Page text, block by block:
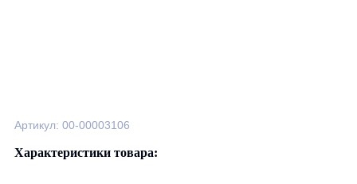
Артикул: 00-00003106
Характеристики товара: